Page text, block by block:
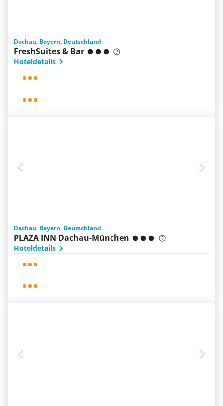
Dachau, Bayern, Deutschland
FreshSuites & Bar
Hoteldetails
Dachau, Bayern, Deutschland
PLAZA INN Dachau-München
Hoteldetails